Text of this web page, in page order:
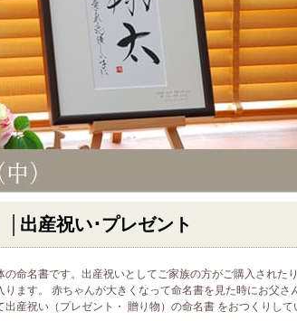
出産祝い･プレゼント
の命名書です。出産祝いとしてご家族の方がご購入された
ます。 赤ちゃんが大きくなって命名書を見た時にお父さ
産祝い（プレゼント・ 贈り物）の命名書 をおつくりして